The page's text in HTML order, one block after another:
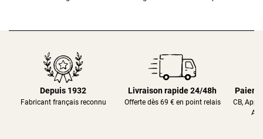
Depuis 1932
Fabricant français reconnu
Livraison rapide 24/48h
Offerte dès 69 € en point relais
CB,